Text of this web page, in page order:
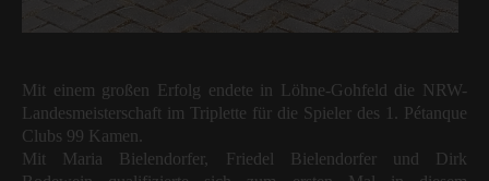
Mit einem großen Erfolg endete in Löhne-Gohfeld die NRW-
Landesmeisterschaft im Triplette für die Spieler des 1. Pétanque
Clubs 99 Kamen.
Mit Maria Bielendorfer, Friedel Bielendorfer und Dirk